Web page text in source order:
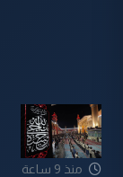
منذ 9 ساعة